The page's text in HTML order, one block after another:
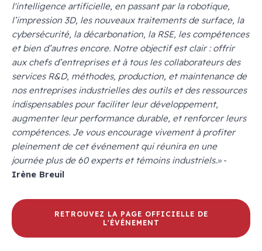
l'intelligence artificielle, en passant par la robotique,
l’impression 3D, les nouveaux traitements de surface, la
cybersécurité, la décarbonation, la RSE, les compétences
et bien d’autres encore. Notre objectif est clair : offrir
aux chefs d’entreprises et à tous les collaborateurs des
services R&D, méthodes, production, et maintenance de
nos entreprises industrielles des outils et des ressources
indispensables pour faciliter leur développement,
augmenter leur performance durable, et renforcer leurs
compétences. Je vous encourage vivement à profiter
pleinement de cet événement qui réunira en une
journée plus de 60 experts et témoins industriels.»-
Irène Breuil
RETROUVEZ LA PAGE OFFICIELLE DE
L'ÉVÉNEMENT